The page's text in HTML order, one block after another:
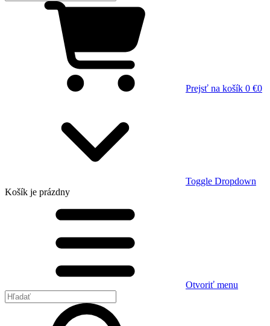
Prejsť na košík 0 €0
Toggle Dropdown
Košík je prázdny
Otvoriť menu